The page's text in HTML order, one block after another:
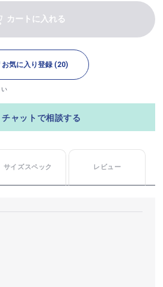
カートに入れる
お気に入り登録 (20)
チャットで相談する
サイズスペック レビュー